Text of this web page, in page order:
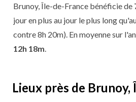
Brunoy, Île-de-France bénéficie de
jour en plus au jour le plus long
contre 8h 20m). En moyenne sur
12h 18m
Lieux près de Brunoy,